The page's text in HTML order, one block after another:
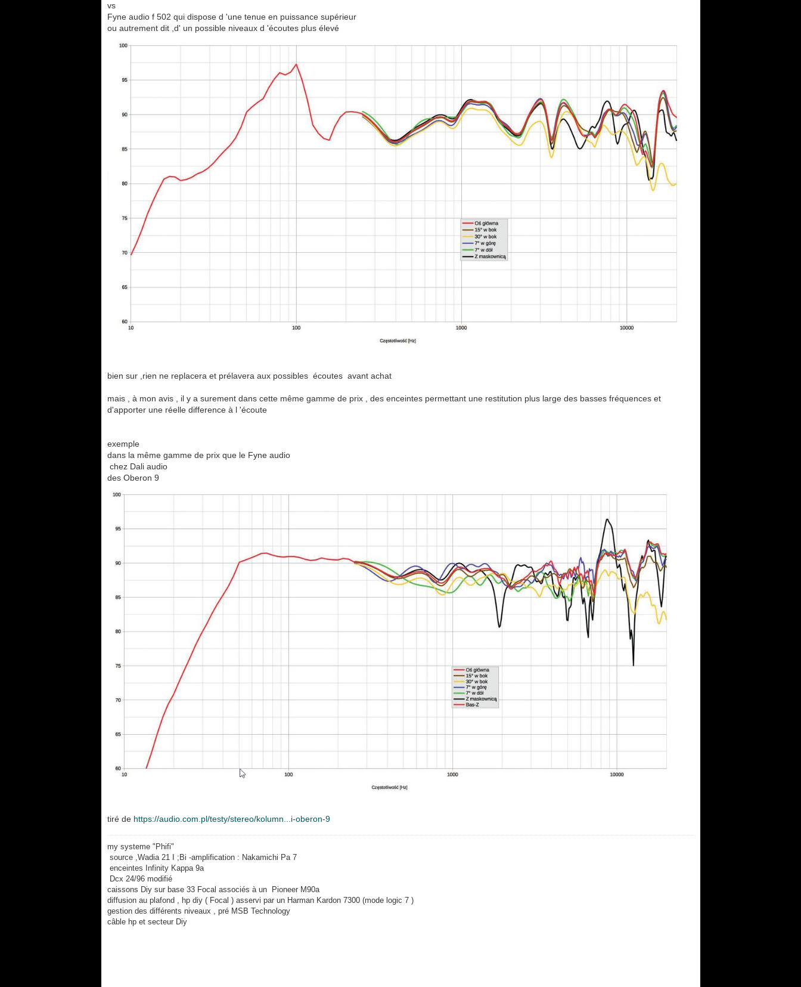
vs
Fyne audio f 502 qui dispose d 'une tenue en puissance supérieur
ou autrement dit ,d' un possible niveaux d 'écoutes plus élevé
bien sur ,rien ne replacera et prélavera aux possibles écoutes avant achat
mais , à mon avis , il y a surement dans cette même gamme de prix , des enceintes permettant une restitution plus large des basses fréquences et
d'apporter une réelle difference à l 'écoute
exemple
dans la même gamme de prix que le Fyne audio
chez Dali audio
des Oberon 9
tiré de https://audio.com.pl/testy/stereo/kolumn...i-oberon-9
my systeme "Phifi"
source ,Wadia 21 I ;Bi -amplification : Nakamichi Pa 7
enceintes Infinity Kappa 9a
Dcx 24/96 modifié
caissons Diy sur base 33 Focal associés à un Pioneer M90a
diffusion au plafond , hp diy ( Focal ) asservi par un Harman Kardon 7300 (mode logic 7 )
gestion des différents niveaux , pré MSB Technology
câble hp et secteur Diy